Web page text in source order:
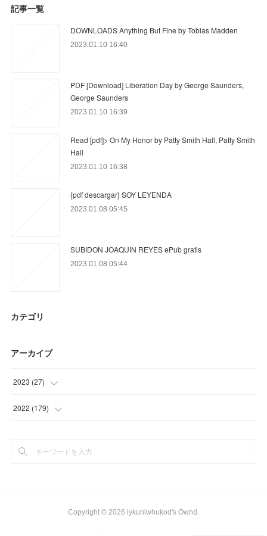
記事一覧
DOWNLOADS Anything But Fine by Tobias Madden
2023.01.10 16:40
PDF [Download] Liberation Day by George Saunders,
George Saunders
2023.01.10 16:39
Read [pdf]> On My Honor by Patty Smith Hall, Patty Smith
Hall
2023.01.10 16:38
{pdf descargar} SOY LEYENDA
2023.01.08 05:45
SUBIDON JOAQUIN REYES ePub gratis
2023.01.08 05:44
カテゴリ
アーカイブ
2023 (27)
(27
2022 (179)
(
Copyright © 2026 lykuniwhukod's Ownd .